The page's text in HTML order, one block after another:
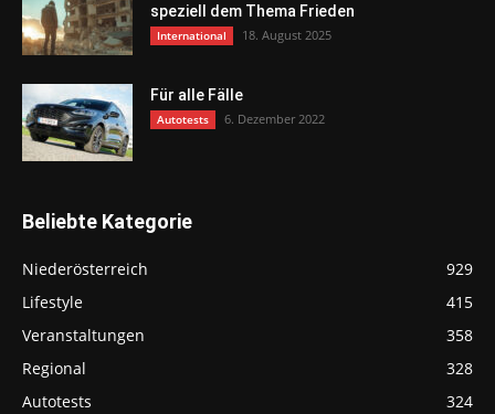
speziell dem Thema Frieden
International 18. August 2025
Für alle Fälle
Autotests 6. Dezember 2022
Beliebte Kategorie
Niederösterreich
929
Lifestyle
415
Veranstaltungen
358
Regional
328
Autotests
324